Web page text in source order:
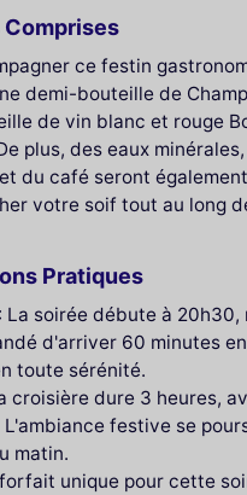
Comprises
ce festin
demi-bouteille de
de vin blanc et rouge
plus, des eaux
du café seront
votre soif tout au long
Pratiques
: La soirée débute à 20h30,
d'arriver 60 minutes
toute sérénité.
croisière dure 3 heures,
festive se
matin.
unique pour cette